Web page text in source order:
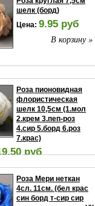
шелк (борд)
Цена: 9.95 руб
В корзину »
Роза пионовидная
флористическая
шелк 10,5см (1.мол
2.крем 3.пеп-роз
4.сир 5.борд 6.роз
7.крас)
руб
В корзину »
Роза Мери неткан
4сл. 11см. (бел крас
син борд т-сир сир